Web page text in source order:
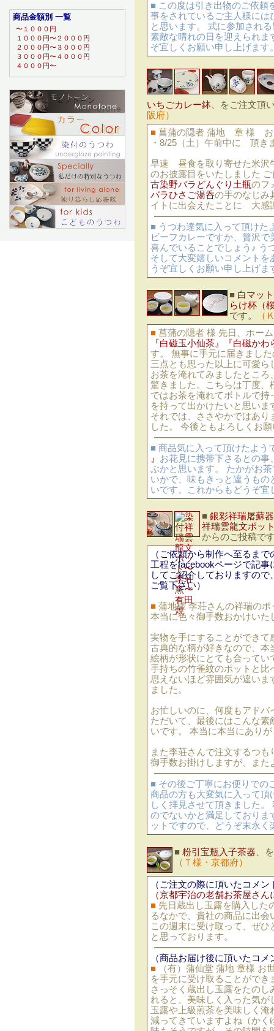
■ この度は引き出物のご依頼
事をされているご主人様に
と思います。 式に参加され
素敵な晴れの日を迎えられ
ぞ宜しくお願い申し上げます
いちごカレー鉢 、をご注文頂
阪府）
■ 菖蒲の隠者 蒲地 章 様 お
・8/25（土）午前中に 頂
早速 昼食を取り寄せた米沢
のお披露目をいたしました
古染野バラどんぐり土瓶のフ
バラひさご湯呑の手のなじ
イトに出会えたことに 大
■ うつわ達気に入って頂けた
ビーフカレーですか、贅沢で
喜んでいることでしょう♪ う
そして大変嬉しいコメント
うぞ宜しくお願い申し上げま
■ 白マッ
らけ杯（
です。
（
■ 菖蒲の隠者 様 先日、ホー
『白磁玉小仙茶』
『白磁か
す。 無事に手元に届きまし
三点とも思った以上に可愛
お茶を淹れてみましたとこ
驚きました。こちらは丁度
ではお茶を淹れてボトルで
を持って出かけたいと思いま
それでは、ささやかではあ
した。 今後ともよろしくお
■ 商品気に入って頂けたよう
』 お花見に携帯下さるとの
ぶかと思います。 たかがお
いかで、味もきっと違うも
いです。これからもどうぞ
■ 銀彩祥瑞屠蘇器
祥瑞雲龍文ポッ
からのご投稿で
（ご依頼から制作へ至るまで
工程をfacebookページで記事
してご紹介しておりますの
ご覧下さい）
■ 蒲地様 李荘さんの祥瑞の
本当に色々御手数おかけい
実物を手にすることができて
古典的な柄が好きなので、本
絵柄が形状にとても合ってい
手持ちの竹雀紋のポットと
思えないほど雰囲気が違い
ました。
お忙しいのに、何度もアド
ただいて、最後にはこんな
いです。 本当に本当にあり
また李荘さんで注文するつも
御手数お掛けしますが、また
■ その後ご丁寧にお便りでの
商品の方も大変気に入って
しく拝見させて頂きました
のでないかと満足しており
ットですので、どうぞ末永
■ 粉引宝瓶入子茶器 、
（Ｔ様・京都府）
（ご注文の際に頂いたコメン
（京都宇治の老舗お茶屋さ
■ 先日蔵出し玉露を購入した
るなかで、貴社の商品に出会
この週末に受け取って、ぜ
と思っております。
（商品お届け後に頂いたコメ
■
（有）蒲仙堂 蒲地 章様 お
を手元に受け取ることがで
さっそく蔵出し玉露をたの
れると、美味しく入った気が
玉露や上級煎茶を美味しく
減ってきていますよね（か
商品金額別 一覧
〜１０００円
１０００円〜２０００円
２０００円〜３０００円
３０００円〜４０００円
４０００円〜